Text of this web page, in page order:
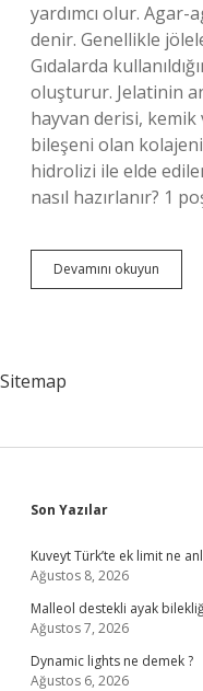
yardımcı olur.
denir. Genellikle
Gıdalarda
oluşturur. Jelatinin
hayvan derisi,
bileşeni olan
hidrolizi ile elde
nasıl hazırlanır? 1
Devamını okuyun
Jelatin
Sitemap
Sidebar
Son Yazılar
Kuveyt Türk’te ek limit ne
Ağustos 8, 2026
Malleol destekli ayak bilekliği
Ağustos 7, 2026
Dynamic lights ne demek ?
Ağustos 6, 2026